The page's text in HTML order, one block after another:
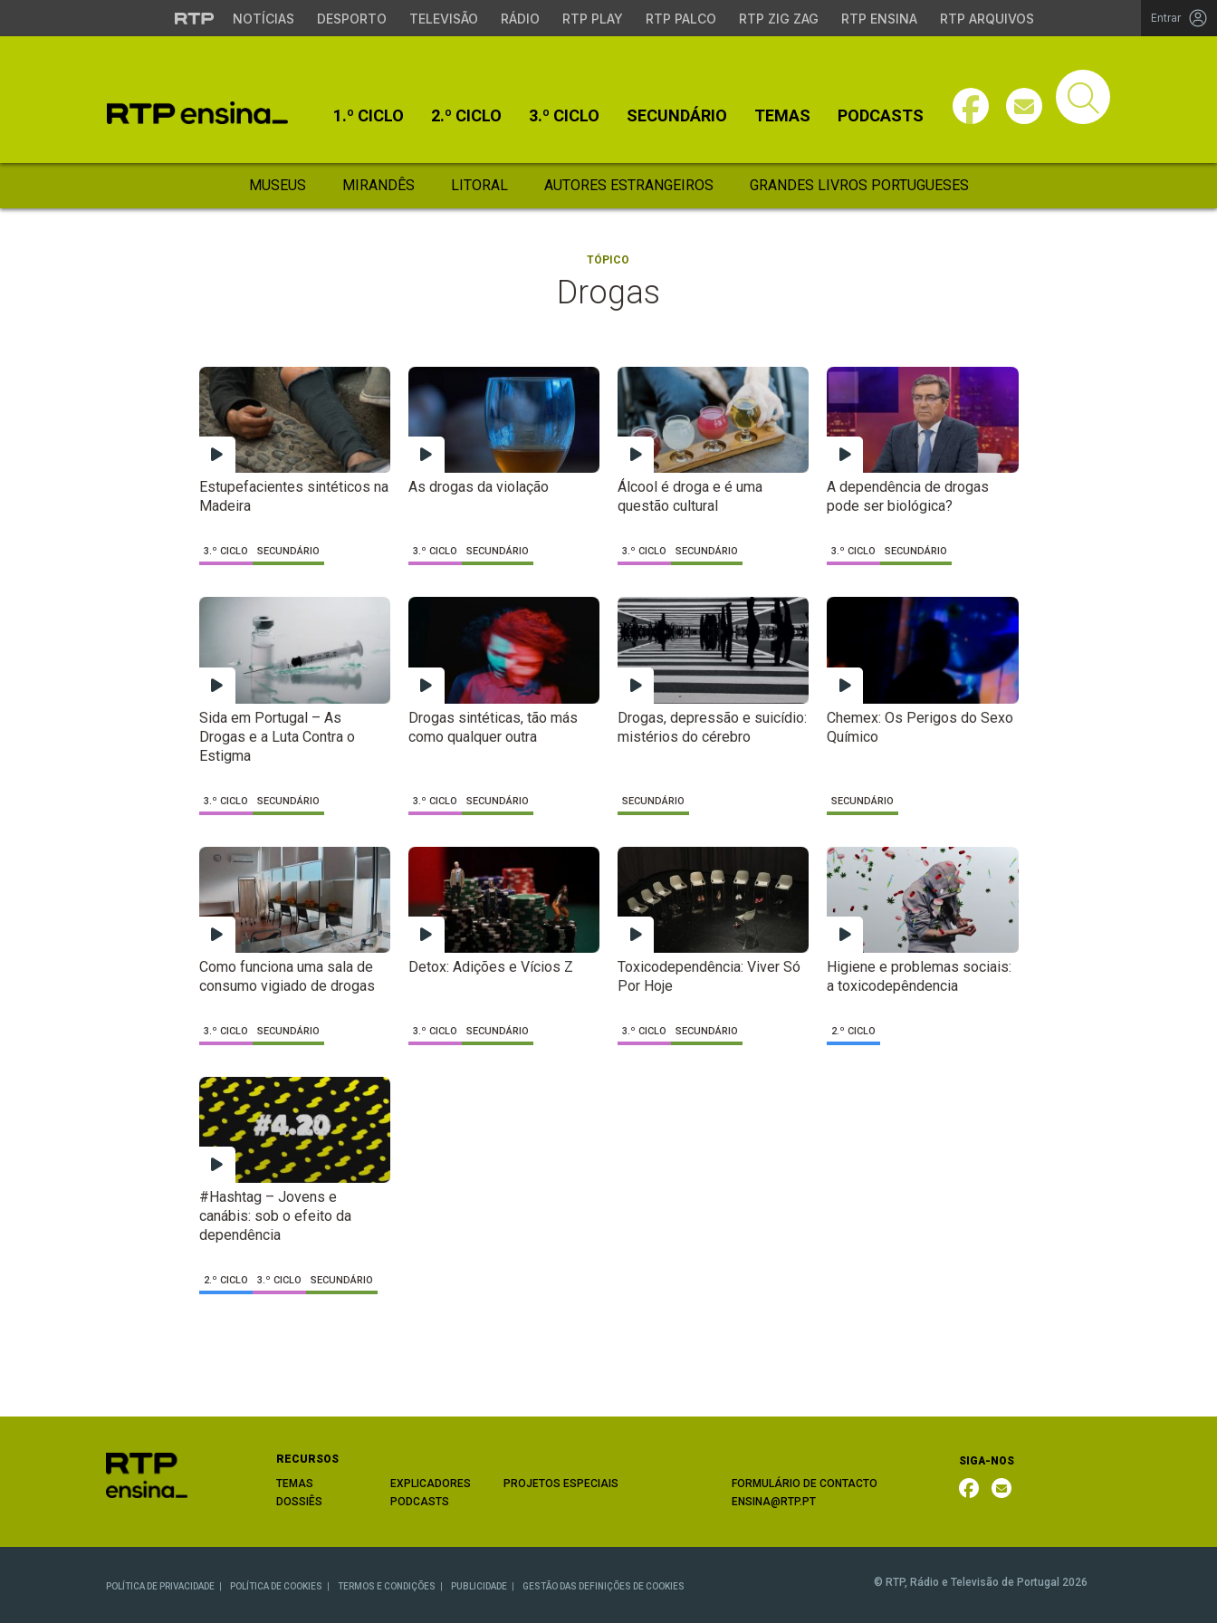
NOTÍCIAS DESPORTO TELEVISÃO RÁDIO RTP PLAY RTP PALCO RTP ZIG ZAG RTP ENSINA RTP ARQUIVOS Entrar
1.º CICLO 2.º CICLO 3.º CICLO SECUNDÁRIO TEMAS PODCASTS
MUSEUS MIRANDÊS LITORAL AUTORES ESTRANGEIROS GRANDES LIVROS PORTUGUESES
TÓPICO
Drogas
Estupefacientes sintéticos na
Madeira
3.º CICLO SECUNDÁRIO
As drogas da violação
3.º CICLO SECUNDÁRIO
Álcool é droga e é uma
questão cultural
3.º CICLO SECUNDÁRIO
A dependência de drogas
pode ser biológica?
3.º CICLO SECUNDÁRIO
Sida em Portugal – As
Drogas e a Luta Contra o
Estigma
3.º CICLO SECUNDÁRIO
Drogas sintéticas, tão más
como qualquer outra
3.º CICLO SECUNDÁRIO
Drogas, depressão e suicídio:
mistérios do cérebro
SECUNDÁRIO
Chemex: Os Perigos do Sexo
Químico
SECUNDÁRIO
Como funciona uma sala de
consumo vigiado de drogas
3.º CICLO SECUNDÁRIO
Detox: Adições e Vícios Z
3.º CICLO SECUNDÁRIO
Toxicodependência: Viver Só
Por Hoje
3.º CICLO SECUNDÁRIO
Higiene e problemas sociais:
a toxicodepêndencia
2.º CICLO
#Hashtag – Jovens e
canábis: sob o efeito da
dependência
2.º CICLO 3.º CICLO SECUNDÁRIO
RECURSOS
TEMAS
DOSSIÊS
EXPLICADORES
PODCASTS
PROJETOS ESPECIAIS
FORMULÁRIO DE CONTACTO
ENSINA@RTP.PT
SIGA-NOS
POLÍTICA DE PRIVACIDADE POLÍTICA DE COOKIES TERMOS E CONDIÇÕES PUBLICIDADE GESTÃO DAS DEFINIÇÕES DE COOKIES © RTP, Rádio e Televisão de Portugal 2026